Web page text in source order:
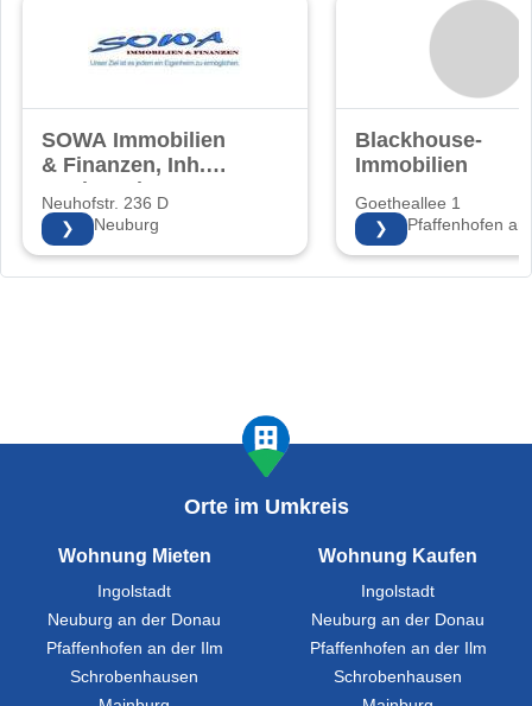
SOWA Immobilien
& Finanzen, Inh.
Sonja Walter
Neuhofstr. 236 D
86633 Neuburg
❯
Blackhouse-
Immobilien
Goetheallee 1
85276 Pfaffenhofen an
❯
Orte im Umkreis
Wohnung Mieten
Ingolstadt
Neuburg an der Donau
Pfaffenhofen an der Ilm
Schrobenhausen
Wohnung Kaufen
Ingolstadt
Neuburg an der Donau
Pfaffenhofen an der Ilm
Schrobenhausen